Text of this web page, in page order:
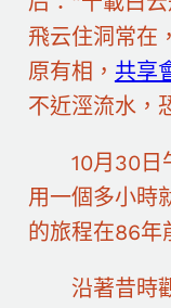
飛云住洞常在
原有相， 共享
不近涇流水，
10月30日
用一個多小時
的旅程在86年
沿著昔時